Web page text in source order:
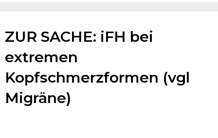
ZUR SACHE: iFH bei
extremen
Kopfschmerzformen (vgl
Migräne)